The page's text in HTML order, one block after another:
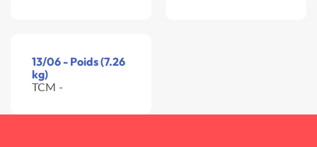
13/06 - Poids (7.26
kg)
TCM -